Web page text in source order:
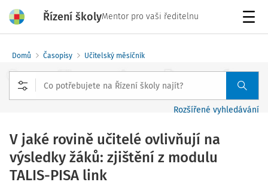
Řízení školyMentor pro vaši ředitelnu
Domů Časopisy Učitelský měsíčník
Rozšířené vyhledávání
V jaké rovině učitelé ovlivňují na
výsledky žáků: zjištění z modulu
TALIS-PISA link